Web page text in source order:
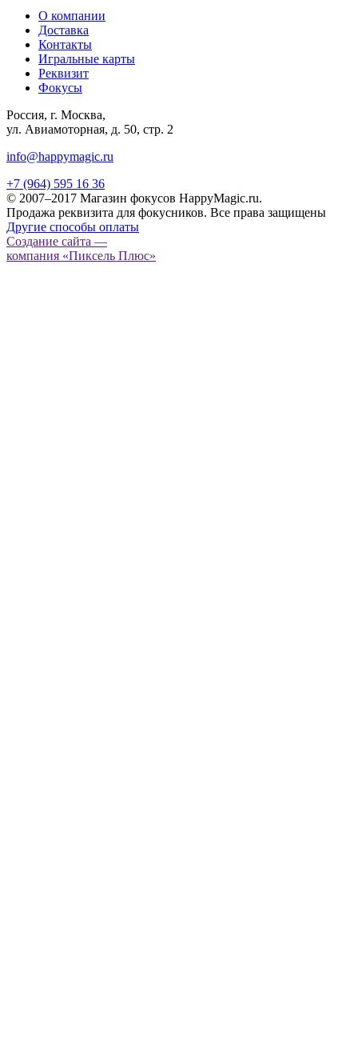
О компании
Доставка
Контакты
Игральные карты
Реквизит
Фокусы
Россия, г. Москва,
ул. Авиамоторная, д. 50, стр. 2
info@happymagic.ru
+7 (964) 595 16 36
© 2007–2017 Магазин фокусов HappyMagic.ru.
Продажа реквизита для фокусников. Все права защищены
Другие способы оплаты
Создание сайта —
компания «Пиксель Плюс»